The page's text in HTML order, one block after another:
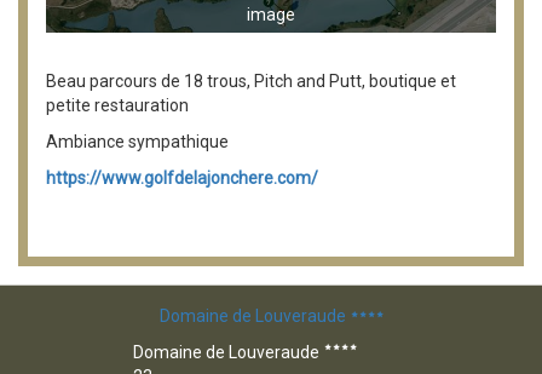
image
Beau parcours de 18 trous, Pitch and Putt, boutique et
petite restauration
Ambiance sympathique
https://www.golfdelajonchere.com/
Domaine de Louveraude
Domaine de Louveraude